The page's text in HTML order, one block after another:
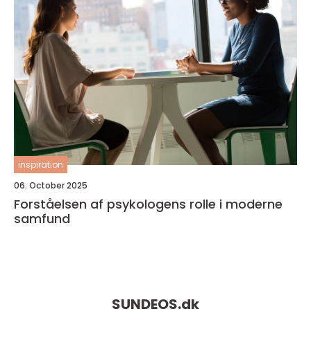
inspiration
06. October 2025
Forståelsen af psykologens rolle i moderne
samfund
SUNDEOS.dk